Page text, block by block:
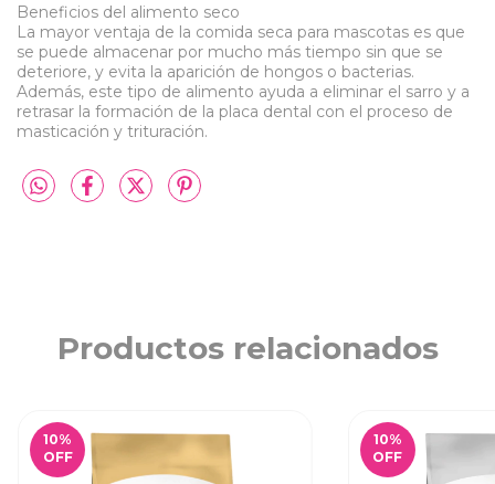
Beneficios del alimento seco
La mayor ventaja de la comida seca para mascotas es que
se puede almacenar por mucho más tiempo sin que se
deteriore, y evita la aparición de hongos o bacterias.
Además, este tipo de alimento ayuda a eliminar el sarro y a
retrasar la formación de la placa dental con el proceso de
masticación y trituración.
Productos relacionados
10%
OFF
10%
OFF